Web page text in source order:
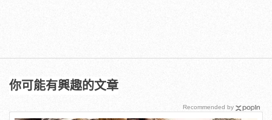
你可能有興趣的文章
Recommended by